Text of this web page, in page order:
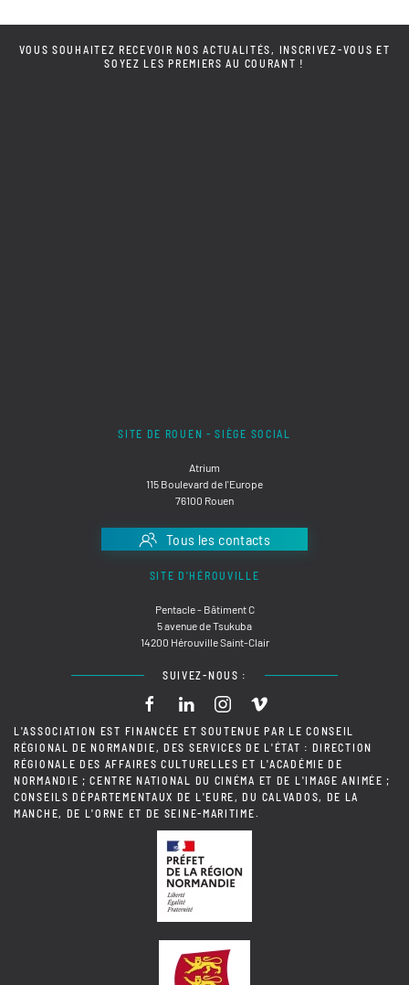
VOUS SOUHAITEZ RECEVOIR NOS ACTUALITÉS, INSCRIVEZ-VOUS ET
SOYEZ LES PREMIERS AU COURANT !
SITE DE ROUEN - SIÈGE SOCIAL
Atrium
115 Boulevard de l'Europe
76100 Rouen
Tous les contacts
SITE D'HÉROUVILLE
Pentacle - Bâtiment C
5 avenue de Tsukuba
14200 Hérouville Saint-Clair
SUIVEZ-NOUS :
L'ASSOCIATION EST FINANCÉE ET SOUTENUE PAR LE CONSEIL
RÉGIONAL DE NORMANDIE, DES SERVICES DE L'ÉTAT : DIRECTION
RÉGIONALE DES AFFAIRES CULTURELLES ET L'ACADÉMIE DE
NORMANDIE ; CENTRE NATIONAL DU CINÉMA ET DE L'IMAGE ANIMÉE ;
CONSEILS DÉPARTEMENTAUX DE L'EURE, DU CALVADOS, DE LA
MANCHE, DE L'ORNE ET DE SEINE-MARITIME.